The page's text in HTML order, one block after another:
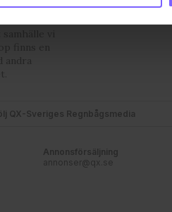
även sådana
som vi samarbetar med.
vi
finns en
QX-Sveriges Regnbågsmedia
Annonsförsäljning
annonser@qx.se